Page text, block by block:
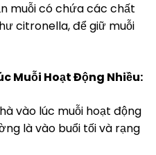
muỗi có chứa các chất
citronella, để giữ muỗi
Muỗi Hoạt Động Nhiều:
vào lúc muỗi hoạt động
là vào buổi tối và rạng